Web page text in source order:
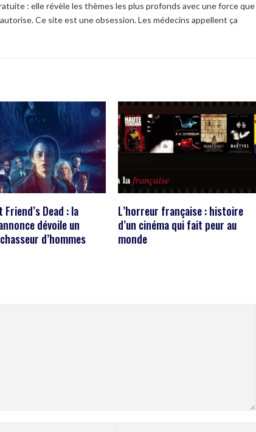
: elle révèle les thèmes les plus profonds avec une force que
Ce site est une obsession. Les médecins appellent ça
Friend’s Dead : la
dévoile un
d’hommes
L’horreur française : histoire
d’un cinéma qui fait peur au
monde